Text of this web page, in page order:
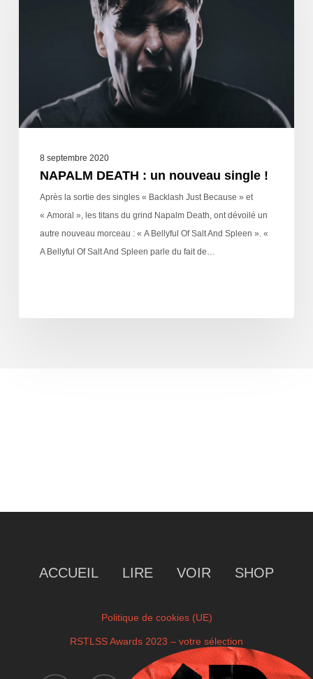
8 septembre 2020
NAPALM DEATH : un nouveau single !
Après la sortie des singles « Backlash Just Because » et
« Amoral », les titans du grind Napalm Death, ont dévoilé un
autre nouveau morceau : « A Bellyful Of Salt And Spleen ». «
A Bellyful Of Salt And Spleen parle du fait de…
ACCUEIL LIRE VOIR SHOP
Politique de cookies (UE)
RSTLSS Awards 2023 – votre sélection